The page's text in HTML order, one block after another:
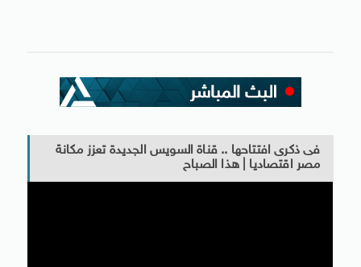
فى ذكرى افتتاحها .. قناة السويس الجديدة تعزز مكانة
مصر اقتصاديا | هذا الصباح